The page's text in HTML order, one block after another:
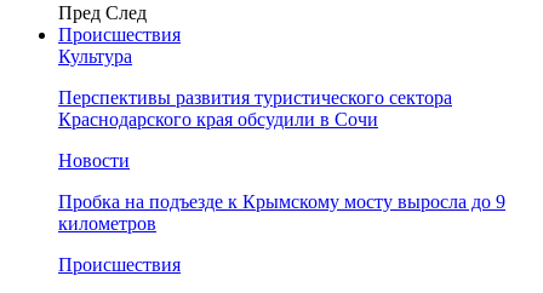
Пред След
Происшествия
Культура
Перспективы развития туристического сектора
Краснодарского края обсудили в Сочи
Новости
Пробка на подъезде к Крымскому мосту выросла до 9
километров
Происшествия